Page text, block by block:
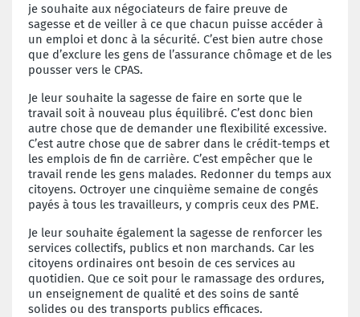
je souhaite aux négociateurs de faire preuve de
sagesse et de veiller à ce que chacun puisse accéder à
un emploi et donc à la sécurité. C’est bien autre chose
que d’exclure les gens de l’assurance chômage et de les
pousser vers le CPAS.
Je leur souhaite la sagesse de faire en sorte que le
travail soit à nouveau plus équilibré. C’est donc bien
autre chose que de demander une flexibilité excessive.
C’est autre chose que de sabrer dans le crédit-temps et
les emplois de fin de carrière. C’est empêcher que le
travail rende les gens malades. Redonner du temps aux
citoyens. Octroyer une cinquième semaine de congés
payés à tous les travailleurs, y compris ceux des PME.
Je leur souhaite également la sagesse de renforcer les
services collectifs, publics et non marchands. Car les
citoyens ordinaires ont besoin de ces services au
quotidien. Que ce soit pour le ramassage des ordures,
un enseignement de qualité et des soins de santé
solides ou des transports publics efficaces.